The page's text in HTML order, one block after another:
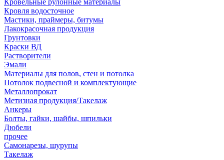
Кровельные рулонные материалы
Кровля водосточное
Мастики, праймеры, битумы
Лакокрасочная продукция
Грунтовки
Краски ВД
Растворители
Эмали
Материалы для полов, стен и потолка
Потолок подвесной и комплектующие
Металлопрокат
Метизная продукция/Такелаж
Анкеры
Болты, гайки, шайбы, шпильки
Дюбели
прочее
Самонарезы, шурупы
Такелаж